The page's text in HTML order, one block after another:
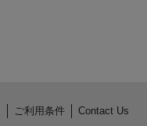
ご利用条件
Contact Us